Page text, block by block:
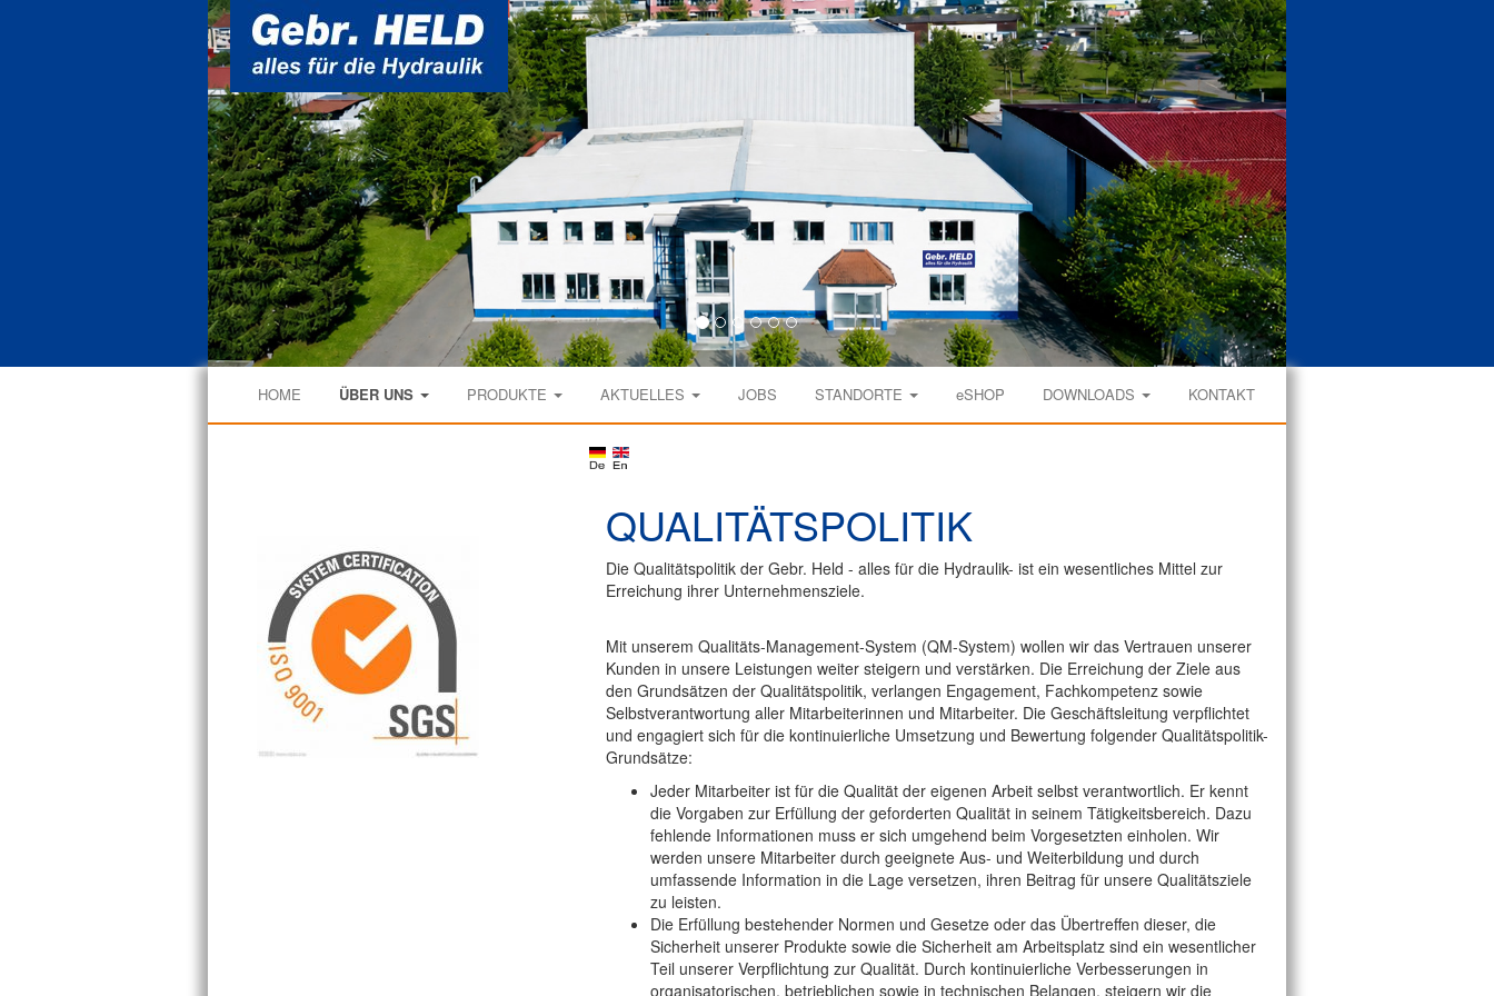
überspringen
HOME ÜBER UNS PRODUKTE AKTUELLES JOBS STANDORTE eSHOP DOWNLOADS KONTAKT
QUALITÄTSPOLITIK
Die Qualitätspolitik der Gebr. Held - alles für die Hydraulik- ist ein wesentliches Mittel zur
Erreichung ihrer Unternehmensziele.
Mit unserem Qualitäts-Management-System (QM-System) wollen wir das Vertrauen unserer
Kunden in unsere Leistungen weiter steigern und verstärken. Die Erreichung der Ziele aus
den Grundsätzen der Qualitätspolitik, verlangen Engagement, Fachkompetenz sowie
Selbstverantwortung aller Mitarbeiterinnen und Mitarbeiter. Die Geschäftsleitung verpflichtet
und engagiert sich für die kontinuierliche Umsetzung und Bewertung folgender Qualitätspolitik-
Grundsätze:
Jeder Mitarbeiter ist für die Qualität der eigenen Arbeit selbst verantwortlich. Er kennt
die Vorgaben zur Erfüllung der geforderten Qualität in seinem Tätigkeitsbereich. Dazu
fehlende Informationen muss er sich umgehend beim Vorgesetzten einholen. Wir
werden unsere Mitarbeiter durch geeignete Aus- und Weiterbildung und durch
umfassende Information in die Lage versetzen, ihren Beitrag für unsere Qualitätsziele
zu leisten.
Die Erfüllung bestehender Normen und Gesetze oder das Übertreffen dieser, die
Sicherheit unserer Produkte sowie die Sicherheit am Arbeitsplatz sind ein wesentlicher
Teil unserer Verpflichtung zur Qualität. Durch kontinuierliche Verbesserungen in
organisatorischen, betrieblichen sowie in technischen Belangen, steigern wir die